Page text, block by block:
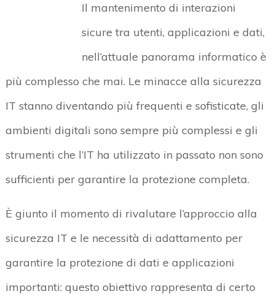
Il mantenimento di interazioni
sicure tra utenti, applicazioni e dati,
nell’attuale panorama informatico è
più complesso che mai. Le minacce alla sicurezza
IT stanno diventando più frequenti e sofisticate, gli
ambienti digitali sono sempre più complessi e gli
strumenti che l’IT ha utilizzato in passato non sono
sufficienti per garantire la protezione completa.
È giunto il momento di rivalutare l’approccio alla
sicurezza IT e le necessità di adattamento per
garantire la protezione di dati e applicazioni
importanti: questo obiettivo rappresenta di certo